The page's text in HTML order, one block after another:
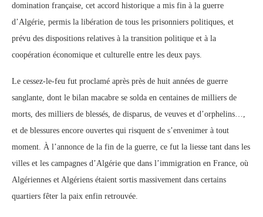
domination française, cet accord historique a mis fin à la guerre
d’Algérie, permis la libération de tous les prisonniers politiques, et
prévu des dispositions relatives à la transition politique et à la
coopération économique et culturelle entre les deux pays.
Le cessez-le-feu fut proclamé après près de huit années de guerre
sanglante, dont le bilan macabre se solda en centaines de milliers de
morts, des milliers de blessés, de disparus, de veuves et d’orphelins…,
et de blessures encore ouvertes qui risquent de s’envenimer à tout
moment. À l’annonce de la fin de la guerre, ce fut la liesse tant dans les
villes et les campagnes d’Algérie que dans l’immigration en France, où
Algériennes et Algériens étaient sortis massivement dans certains
quartiers fêter la paix enfin retrouvée.